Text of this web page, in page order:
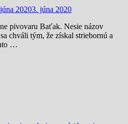
20203. júna 2020
pivovaru Baťak. Nesie názov
chváli tým, že získal striebornú a
…